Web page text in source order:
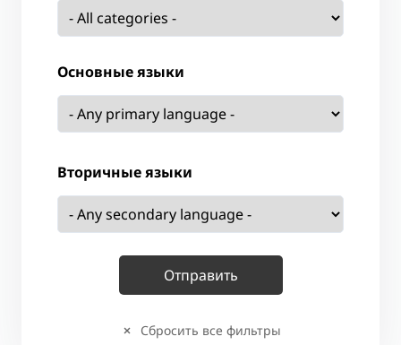
Основные языки
Вторичные языки
Сбросить все фильтры